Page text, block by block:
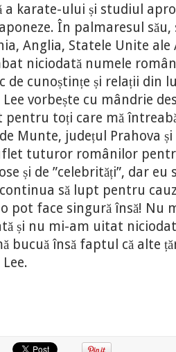
a karate-ului și studiul
În palmaresul său,
Anglia, Statele Unite ale
niciodată numele
de cunoștințe și relații din
vorbește cu mândrie
pentru toți care mă
Munte, județul Prahova
tuturor românilor
și de ”celebrități”, dar
să lupt pentru
pot face singură însă! Nu
și nu mi-am uitat
bucuă însă faptul că alte